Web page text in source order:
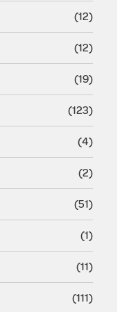
(12)
(12)
(19)
(123)
(4)
(2)
(51)
(1)
(11)
(111)